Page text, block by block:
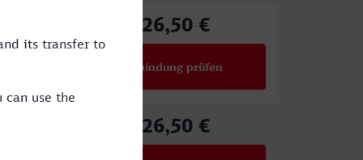
26,50 €
Verbindung prüfen
26,50 €